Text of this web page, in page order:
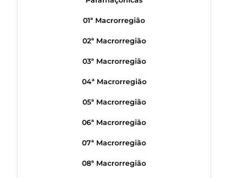
01ª Macrorregião
02ª Macrorregião
03ª Macrorregião
04ª Macrorregião
05ª Macrorregião
06ª Macrorregião
07ª Macrorregião
08ª Macrorregião